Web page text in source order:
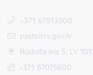
+371 67913300
E-pasts:
pasts@rs.gov.lv
Rūdolfa iela 5, LV
+371 67075600